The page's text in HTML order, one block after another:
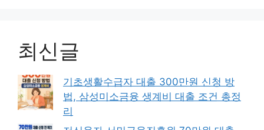
최신글
기초생활수급자 대출 300만원 신청 방
법, 삼성미소금융 생계비 대출 조건 총정
리